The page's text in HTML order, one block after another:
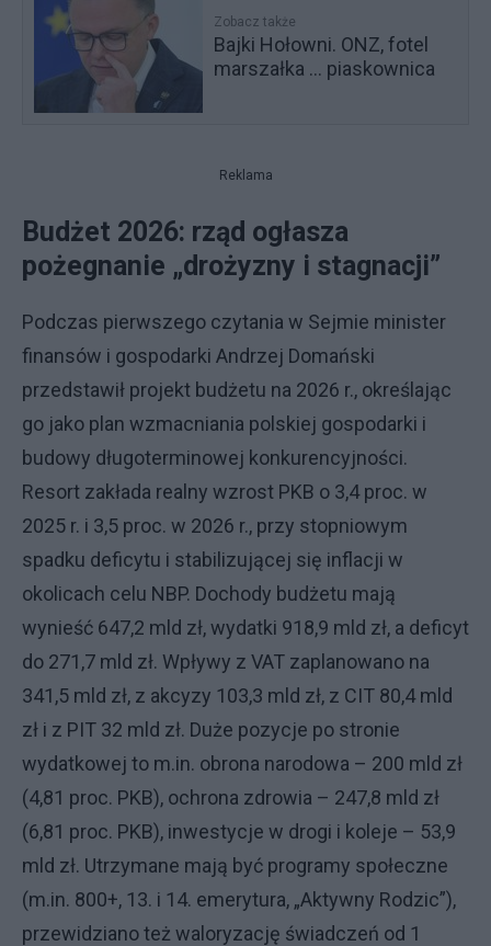
Zobacz także
Bajki Hołowni. ONZ, fotel
marszałka ... piaskownica
Reklama
Budżet 2026: rząd ogłasza
pożegnanie „drożyzny i stagnacji”
Podczas pierwszego czytania w Sejmie minister
finansów i gospodarki Andrzej Domański
przedstawił projekt budżetu na 2026 r., określając
go jako plan wzmacniania polskiej gospodarki i
budowy długoterminowej konkurencyjności.
Resort zakłada realny wzrost PKB o 3,4 proc. w
2025 r. i 3,5 proc. w 2026 r., przy stopniowym
spadku deficytu i stabilizującej się inflacji w
okolicach celu NBP. Dochody budżetu mają
wynieść 647,2 mld zł, wydatki 918,9 mld zł, a deficyt
do 271,7 mld zł. Wpływy z VAT zaplanowano na
341,5 mld zł, z akcyzy 103,3 mld zł, z CIT 80,4 mld
zł i z PIT 32 mld zł. Duże pozycje po stronie
wydatkowej to m.in. obrona narodowa – 200 mld zł
(4,81 proc. PKB), ochrona zdrowia – 247,8 mld zł
(6,81 proc. PKB), inwestycje w drogi i koleje – 53,9
mld zł. Utrzymane mają być programy społeczne
(m.in. 800+, 13. i 14. emerytura, „Aktywny Rodzic”),
przewidziano też waloryzację świadczeń od 1